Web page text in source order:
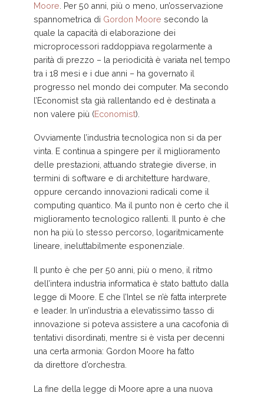
Moore . Per 50 anni, più o meno, un’osservazione
spannometrica di Gordon Moore secondo la
quale la capacità di elaborazione dei
microprocessori raddoppiava regolarmente a
parità di prezzo – la periodicità è variata nel tempo
tra i 18 mesi e i due anni – ha governato il
progresso nel mondo dei computer. Ma secondo
l’Economist sta già rallentando ed è destinata a
non valere più (Economist).
Ovviamente l’industria tecnologica non si da per
vinta. E continua a spingere per il miglioramento
delle prestazioni, attuando strategie diverse, in
termini di software e di architetture hardware,
oppure cercando innovazioni radicali come il
computing quantico. Ma il punto non è certo che il
miglioramento tecnologico rallenti. Il punto è che
non ha più lo stesso percorso, logaritmicamente
lineare, ineluttabilmente esponenziale.
Il punto è che per 50 anni, più o meno, il ritmo
dell’intera industria informatica è stato battuto dalla
legge di Moore. E che l’Intel se n’è fatta interprete
e leader. In un’industria a elevatissimo tasso di
innovazione si poteva assistere a una cacofonia di
tentativi disordinati, mentre si è vista per decenni
una certa armonia: Gordon Moore ha fatto
da direttore d’orchestra.
La fine della legge di Moore apre a una nuova